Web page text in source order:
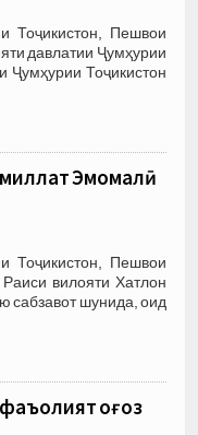
Пешвои
давлатии Ҷумҳурии
Ҷумҳурии Тоҷикистон
Эмомалӣ
Пешвои
вилояти Хатлон
сабзавот шунида, оид
оғоз